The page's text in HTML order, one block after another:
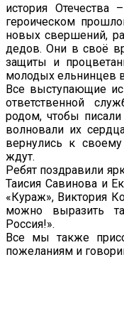
история
героическом
новых свершений,
дедов. Они в своё
защиты и
молодых ельнинцев
Все выступающие
ответственной
родом, чтобы
волновали их
вернулись к
ждут.
Ребят поздравили
Таисия Савинова и
«Кураж», Виктория
можно выразить
Россия!».
Все мы также
пожеланиям и